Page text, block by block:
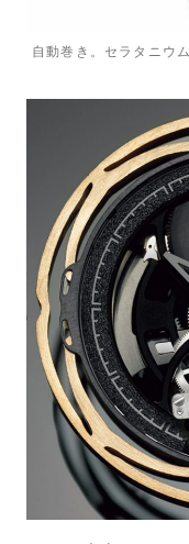
自動巻き。セラタニウ